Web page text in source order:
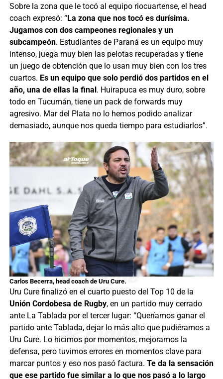
Sobre la zona que le tocó al equipo riocuartense, el head
coach expresó: “La zona que nos tocó es durísima.
Jugamos con dos campeones regionales y un
subcampeón. Estudiantes de Paraná es un equipo muy
intenso, juega muy bien las pelotas recuperadas y tiene
un juego de obtención que lo usan muy bien con los tres
cuartos. Es un equipo que solo perdió dos partidos en el
año, una de ellas la final. Huirapuca es muy duro, sobre
todo en Tucumán, tiene un pack de forwards muy
agresivo. Mar del Plata no lo hemos podido analizar
demasiado, aunque nos queda tiempo para estudiarlos”.
Carlos Becerra, head coach de Uru Cure.
Uru Cure finalizó en el cuarto puesto del Top 10 de la
Unión Cordobesa de Rugby, en un partido muy cerrado
ante La Tablada por el tercer lugar: “Queríamos ganar el
partido ante Tablada, dejar lo más alto que pudiéramos a
Uru Cure. Lo hicimos por momentos, mejoramos la
defensa, pero tuvimos errores en momentos clave para
marcar puntos y eso nos pasó factura. Te da la sensación
que ese partido fue similar a lo que nos pasó a lo largo